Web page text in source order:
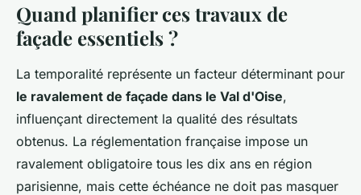
Quand planifier ces travaux de
façade essentiels ?
La temporalité représente un facteur déterminant pour
le ravalement de façade dans le Val d'Oise,
influençant directement la qualité des résultats
obtenus. La réglementation française impose un
ravalement obligatoire tous les dix ans en région
parisienne, mais cette échéance ne doit pas masquer